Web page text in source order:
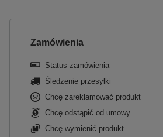
Zamówienia
Status zamówienia
Śledzenie przesyłki
Chcę zareklamować produkt
Chcę odstąpić od umowy
Chcę wymienić produkt